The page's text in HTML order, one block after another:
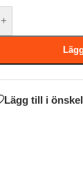
+
Lägg till i